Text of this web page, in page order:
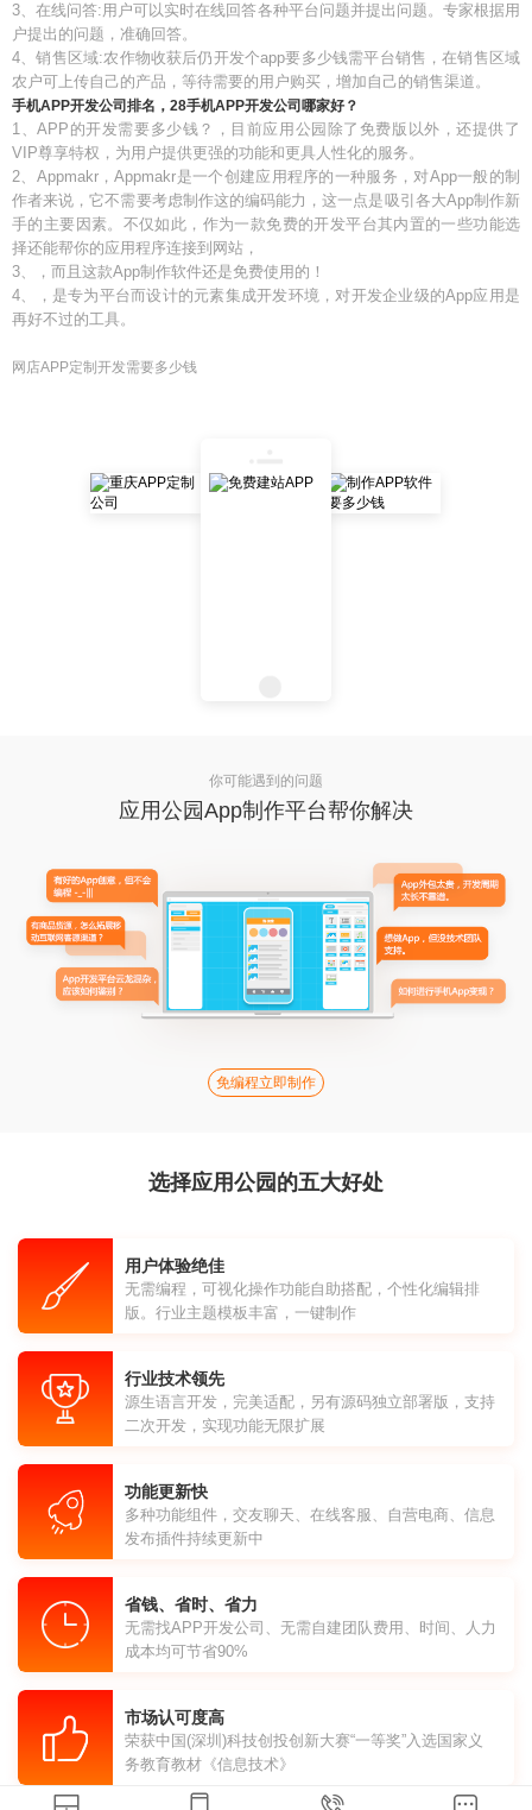
3、在线问答:用户可以实时在线回答各种平台问题并提出问题。专家根据用
户提出的问题，准确回答。
4、销售区域:农作物收获后仍开发个app要多少钱需平台销售，在销售区域
农户可上传自己的产品，等待需要的用户购买，增加自己的销售渠道。
手机APP开发公司排名，28手机APP开发公司哪家好？
1、APP的开发需要多少钱？，目前应用公园除了免费版以外，还提供了
VIP尊享特权，为用户提供更强的功能和更具人性化的服务。
2、Appmakr，Appmakr是一个创建应用程序的一种服务，对App一般的制
作者来说，它不需要考虑制作这的编码能力，这一点是吸引各大App制作新
手的主要因素。不仅如此，作为一款免费的开发平台其内置的一些功能选
择还能帮你的应用程序连接到网站，
3、，而且这款App制作软件还是免费使用的！
4、，是专为平台而设计的元素集成开发环境，对开发企业级的App应用是
再好不过的工具。
网店APP定制开发需要多少钱
你可能遇到的问题
应用公园App制作平台帮你解决
免编程立即制作
选择应用公园的五大好处
用户体验绝佳
无需编程，可视化操作功能自助搭配，个性化编辑排
版。行业主题模板丰富，一键制作
行业技术领先
源生语言开发，完美适配，另有源码独立部署版，支持
二次开发，实现功能无限扩展
功能更新快
多种功能组件，交友聊天、在线客服、自营电商、信息
发布插件持续更新中
省钱、省时、省力
无需找APP开发公司、无需自建团队费用、时间、人力
成本均可节省90%
市场认可度高
荣获中国(深圳)科技创投创新大赛“一等奖”入选国家义
务教育教材《信息技术》